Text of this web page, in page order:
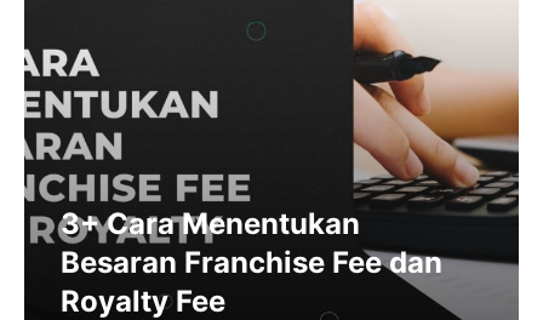
3+ Cara Menentukan
Besaran Franchise Fee dan
Royalty Fee